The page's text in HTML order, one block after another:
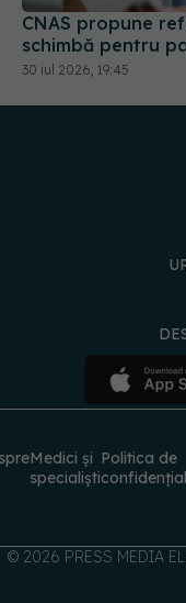
CNAS propune
schimbă pentru
30 iul 2026, 19:45
Medici și
specialiști
Politica de
© 2026 PRESS MEDIA